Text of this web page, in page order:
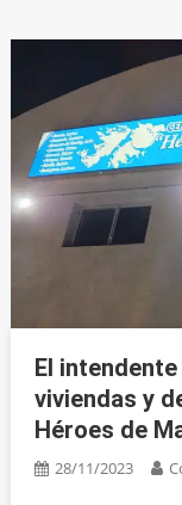
El
viviendas y
Héroes de
28/11/2023